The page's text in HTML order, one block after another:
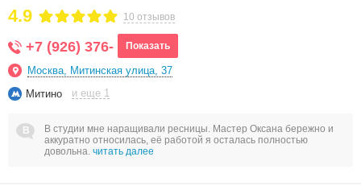
10 отзывов
4.9
+7 (926) 376- Показать
Москва, Митинская улица, 37
Митино
и еще 1
В студии мне наращивали ресницы. Мастер Оксана бережно и
аккуратно относилась, её работой я осталась полностью
довольна. читать далее